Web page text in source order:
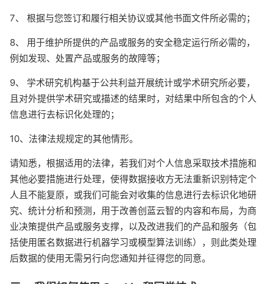
7、 根据与您签订和履行相关协议或其他书面文件所必需的；
8、 用于维护所提供的产品或服务的安全稳定运行所必需的，
例如发现、处置产品或服务的故障等；
9、 学术研究机构基于公共利益开展统计或学术研究所必要，
且对外提供学术研究或描述的结果时，对结果中所包含的个人
信息进行去标识化处理的；
10、法律法规规定的其他情形。
请知悉，根据适用的法律，若我们对个人信息采取技术措施和
其他必要措施进行处理，使得数据接收方无法重新识别特定个
人且不能复原，或我们可能会对收集的信息进行去标识化地研
究、统计分析和预测，用于改善创蓝云智的内容和布局，为商
业决策提供产品或服务支撑，以及改进我们的产品和服务（包
括使用匿名数据进行机器学习或模型算法训练），则此类处理
后数据的使用无需另行向您通知并征得您的同意。